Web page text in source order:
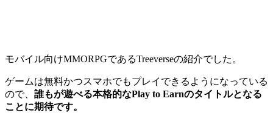
モバイル向けMMORPGであるTreeverseの紹介でした。
ゲームは無料かつスマホでもプレイできるようになっている
ので、 誰もが遊べる本格的なPlay to Earnのタイトルとなる
ことに期待です。